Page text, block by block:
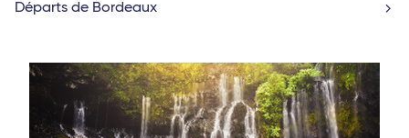
Départs de Bordeaux